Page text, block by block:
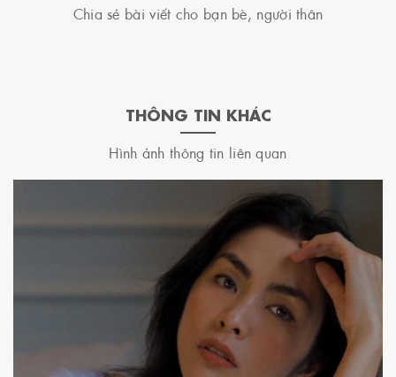
Chia sẻ bài viết cho bạn bè, người thân
THÔNG TIN KHÁC
Hình ảnh thông tin liên quan